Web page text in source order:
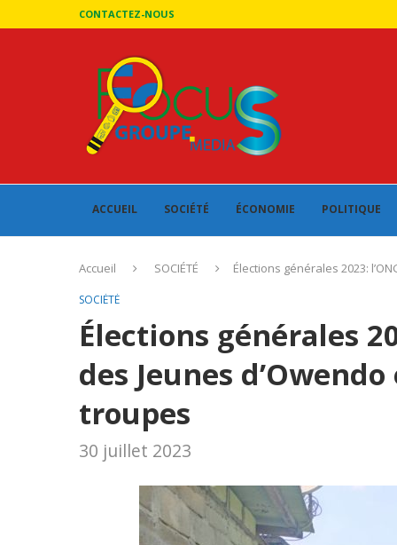
CONTACTEZ-NOUS
ACCUEIL SOCIÉTÉ ÉCONOMIE POLITIQUE
Accueil SOCIÉTÉ Élections générales 2023:
SOCIÉTÉ
Élections générales
des Jeunes
troupes
30 juillet 2023